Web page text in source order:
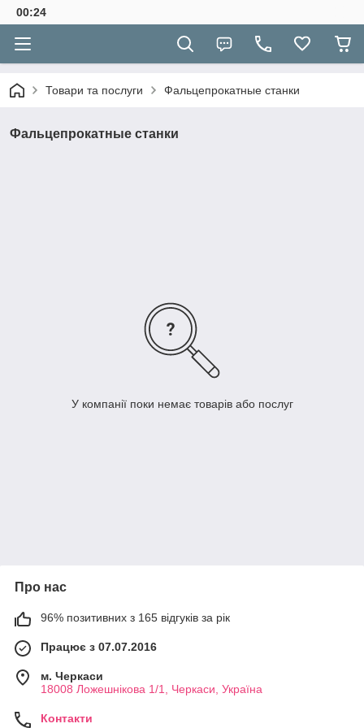
00:24
Товари та послуги Фальцепрокатные станки
Фальцепрокатные станки
У компанії поки немає товарів або послуг
Про нас
96% позитивних з 165 відгуків за рік
Працює з 07.07.2016
м. Черкаси
18008 Ложешнікова 1/1, Черкаси, Україна
Контакти